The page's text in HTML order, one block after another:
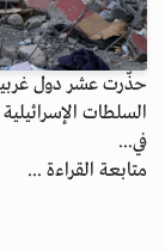
حذّرت عشر دول
السلطات
في...
متابعة القراءة ...